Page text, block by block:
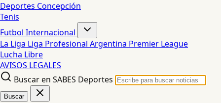
Deportes Concepción
Tenis
Futbol Internacional
La Liga Liga Profesional Argentina Premier League
Lucha Libre
AVISOS LEGALES
Buscar en SABES Deportes
Buscar